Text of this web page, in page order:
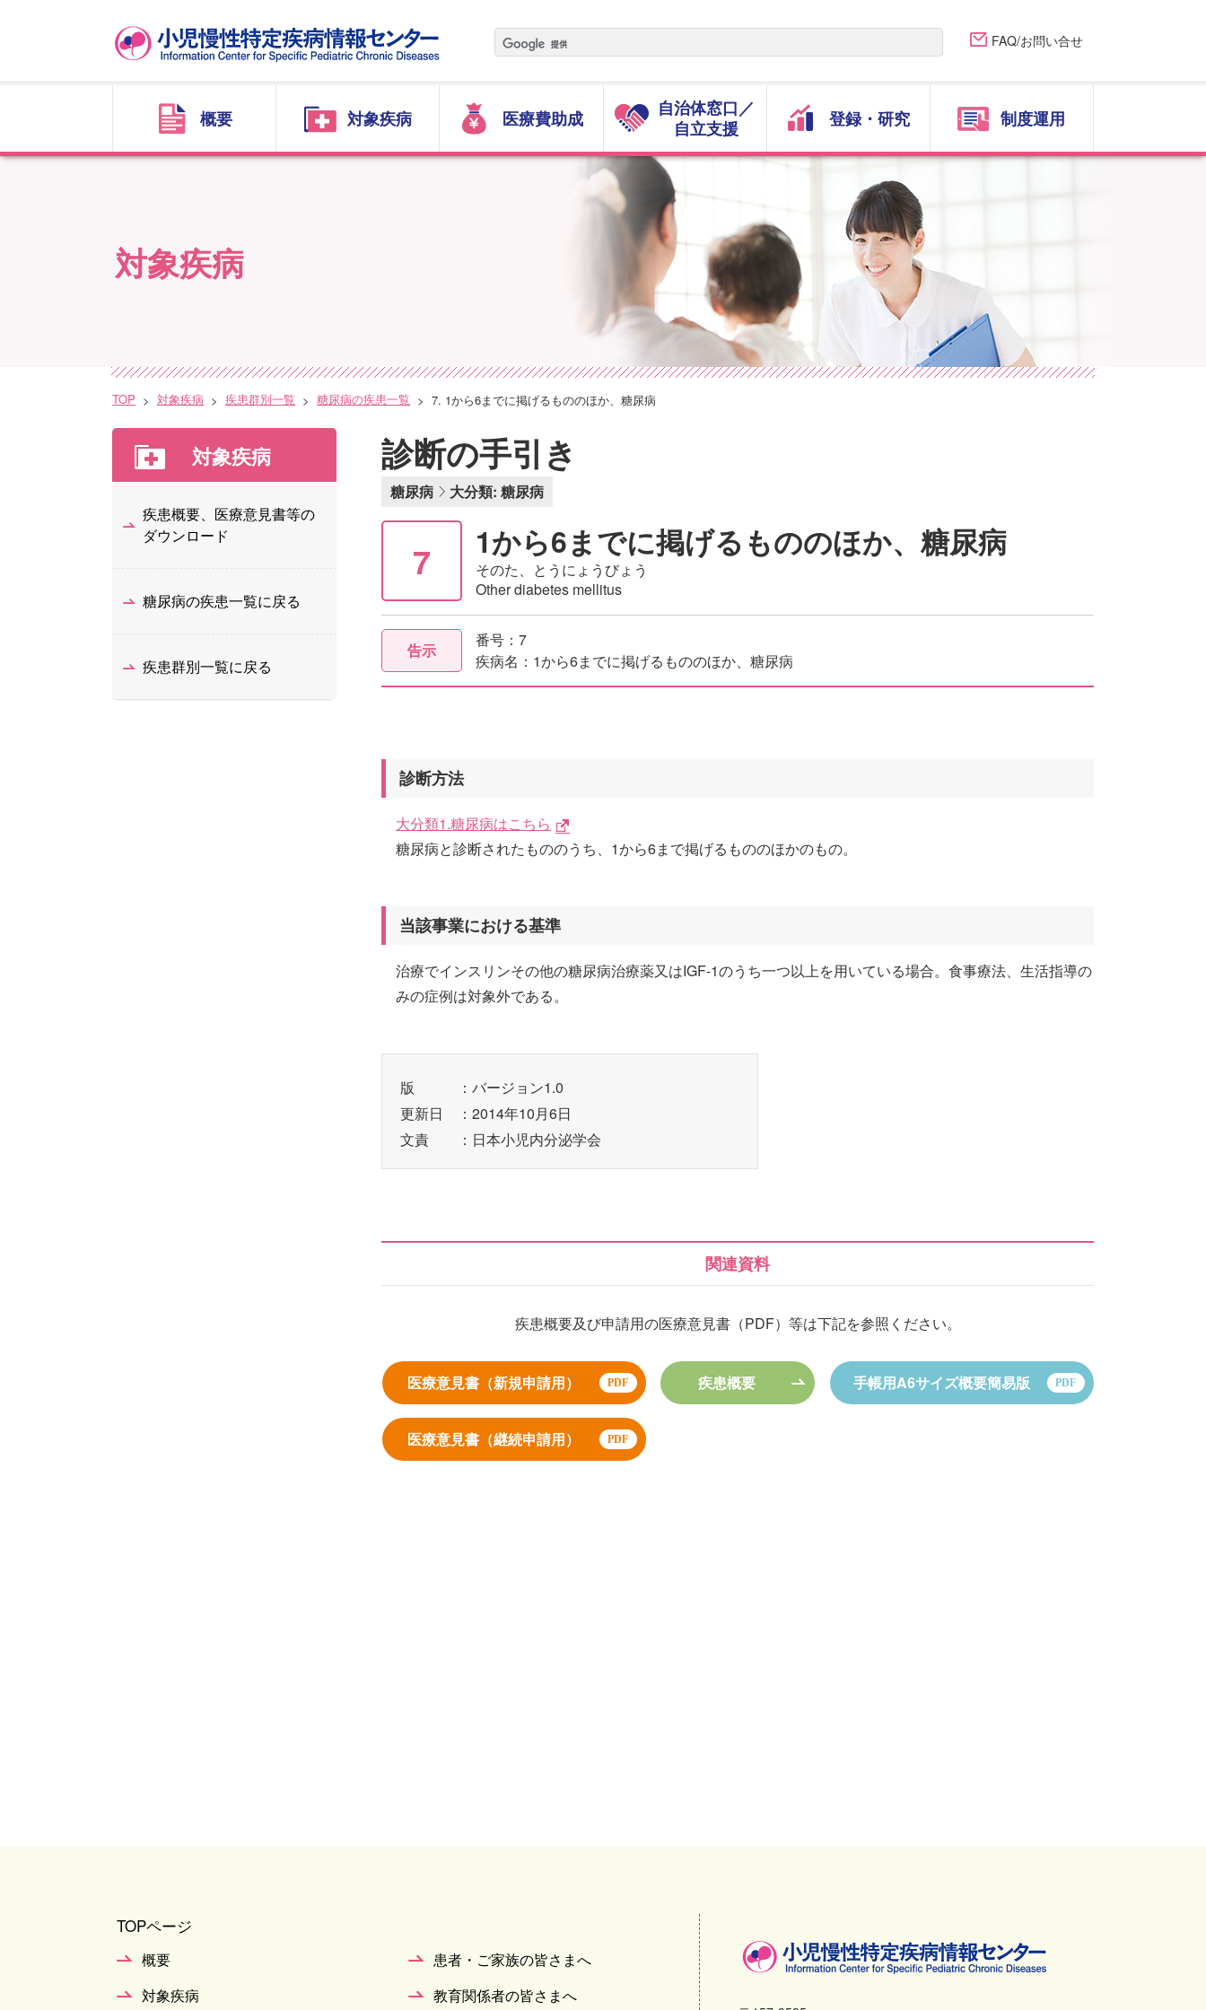
概要 対象疾病 医療費助成
自治体窓口／
自立支援
登録・研究 制度運用
FAQ/お問い合せ
対象疾病
TOP 対象疾病 疾患群別一覧 糖尿病の疾患一覧 7. 1から6までに掲げるもののほか、糖尿病
診断の手引き
糖尿病 大分類: 糖尿病
7 1から6までに掲げるもののほか、糖尿病
そのた、とうにょうびょう
Other diabetes mellitus
告示
番号：7
疾病名：1から6までに掲げるもののほか、糖尿病
診断方法
大分類1.糖尿病はこちら
糖尿病と診断されたもののうち、1から6まで掲げるもののほかのもの。
当該事業における基準
治療でインスリンその他の糖尿病治療薬又はIGF-1のうち一つ以上を用いている場合。食事療法、生活指導の
みの症例は対象外である。
版
：バージョン1.0
更新日
：2014年10月6日
文責
：日本小児内分泌学会
関連資料
疾患概要及び申請用の医療意見書（PDF）等は下記を参照ください。
医療意見書（新規申請用） 疾患概要 手帳用A6サイズ概要簡易版
医療意見書（継続申請用）
対象疾病
疾患概要、医療意見書等の
ダウンロード
糖尿病の疾患一覧に戻る
疾患群別一覧に戻る
TOPページ
概要
対象疾病
患者・ご家族の皆さまへ
教育関係者の皆さまへ